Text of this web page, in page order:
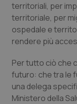
Emilia-
Friuli
Lazio
Liguria
Dermatite
Diabete &
Disturbi
territoriali, per
territoriale, per
ospedale e
rendere più
Per tutto ciò che
futuro: che tra le
una delega
Ministero della